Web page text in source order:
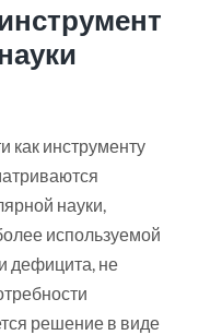
как инструменту
науки,
используемой
дефицита, не
решение в виде